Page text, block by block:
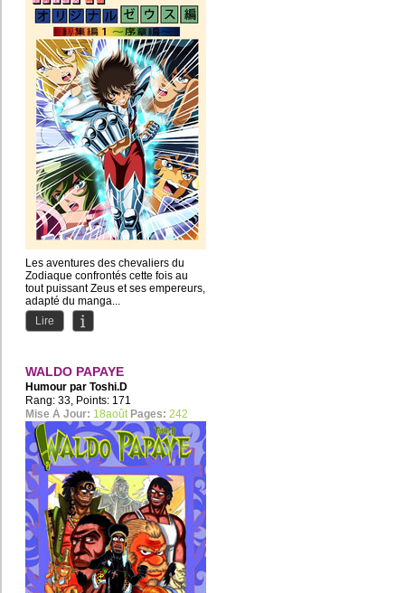
Les aventures des chevaliers du
Zodiaque confrontés cette fois au
tout puissant Zeus et ses empereurs,
adapté du manga...
Lire
WALDO PAPAYE
Humour par Toshi.D
Rang: 33, Points: 171
Mise À Jour: 18août Pages: 242